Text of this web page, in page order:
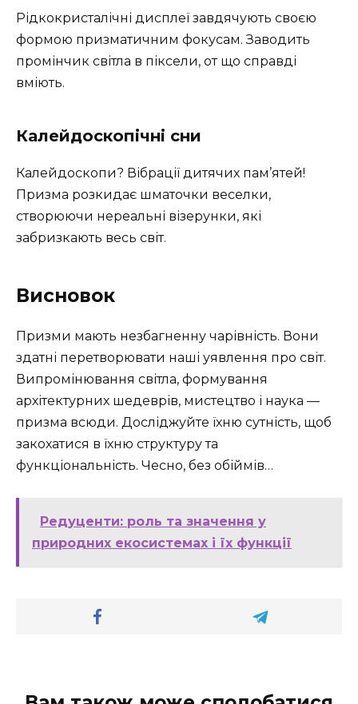
Рідкокристалічні дисплеї завдячують своєю
формою призматичним фокусам. Заводить
промінчик світла в піксели, от що справді
вміють.
Калейдоскопічні сни
Калейдоскопи? Вібрації дитячих пам’ятей!
Призма розкидає шматочки веселки,
створюючи нереальні візерунки, які
забризкають весь світ.
Висновок
Призми мають незбагненну чарівність. Вони
здатні перетворювати наші уявлення про світ.
Випромінювання світла, формування
архітектурних шедеврів, мистецтво і наука —
призма всюди. Досліджуйте їхню сутність, щоб
закохатися в їхню структуру та
функціональність. Чесно, без обіймів…
Редуценти: роль та значення у
природних екосистемах і їх функції